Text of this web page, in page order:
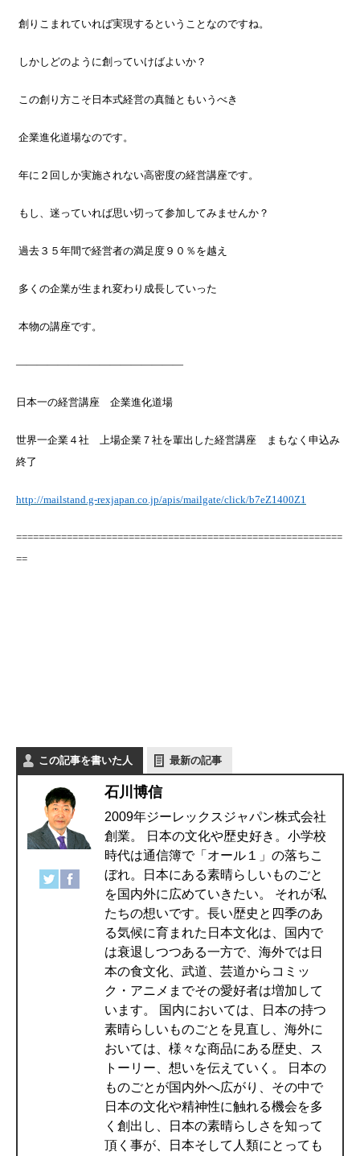
創りこまれていれば実現するということなのですね。
しかしどのように創っていけばよいか？
この創り方こそ日本式経営の真髄ともいうべき
企業進化道場なのです。
年に２回しか実施されない高密度の経営講座です。
もし、迷っていれば思い切って参加してみませんか？
過去３５年間で経営者の満足度９０％を越え
多くの企業が生まれ変わり成長していった
本物の講座です。
————————————————
日本一の経営講座 企業進化道場
世界一企業４社 上場企業７社を輩出した経営講座 まもなく申込み
終了
http://mailstand.g-rexjapan.co.jp/apis/mailgate/click/b7eZ1400Z1
==========================================================
==
この記事を書いた人 最新の記事
石川博信
2009年ジーレックスジャパン株式会社
創業。 日本の文化や歴史好き。小学校
時代は通信簿で「オール１」の落ちこ
ぼれ。日本にある素晴らしいものごと
を国内外に広めていきたい。 それが私
たちの想いです。長い歴史と四季のあ
る気候に育まれた日本文化は、国内で
は衰退しつつある一方で、海外では日
本の食文化、武道、芸道からコミッ
ク・アニメまでその愛好者は増加して
います。 国内においては、日本の持つ
素晴らしいものごとを見直し、海外に
おいては、様々な商品にある歴史、ス
トーリー、想いを伝えていく。 日本の
ものごとが国内外へ広がり、その中で
日本の文化や精神性に触れる機会を多
く創出し、日本の素晴らしさを知って
頂く事が、日本そして人類にとっても